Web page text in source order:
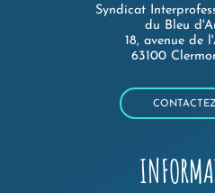
Syndicat
du Bleu
18, avenue de
63100